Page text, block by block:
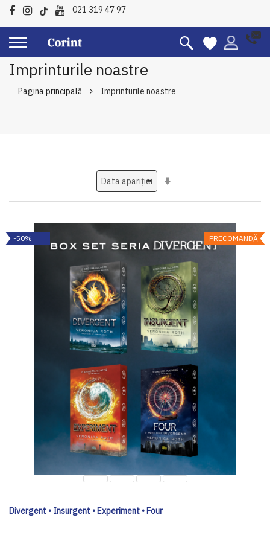
021 319 47 97
Imprinturile noastre
Pagina principală Imprinturile noastre
PRECOMANDĂ
-50%
Divergent • Insurgent • Experiment • Four